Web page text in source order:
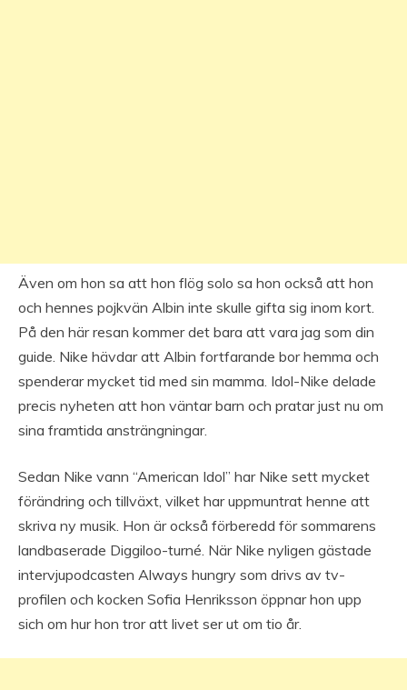
Även om hon sa att hon flög solo sa hon också att hon
och hennes pojkvän Albin inte skulle gifta sig inom kort.
På den här resan kommer det bara att vara jag som din
guide. Nike hävdar att Albin fortfarande bor hemma och
spenderar mycket tid med sin mamma. Idol-Nike delade
precis nyheten att hon väntar barn och pratar just nu om
sina framtida ansträngningar.
Sedan Nike vann “American Idol” har Nike sett mycket
förändring och tillväxt, vilket har uppmuntrat henne att
skriva ny musik. Hon är också förberedd för sommarens
landbaserade Diggiloo-turné. När Nike nyligen gästade
intervjupodcasten Always hungry som drivs av tv-
profilen och kocken Sofia Henriksson öppnar hon upp
sich om hur hon tror att livet ser ut om tio år.